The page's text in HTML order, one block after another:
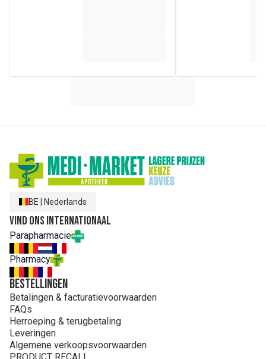
BE Nederlands
Vind ons internationaal
Parapharmacie
Pharmacy
Bestellingen
Betalingen & facturatievoorwaarden
FAQs
Herroeping & terugbetaling
Leveringen
Algemene verkoopsvoorwaarden